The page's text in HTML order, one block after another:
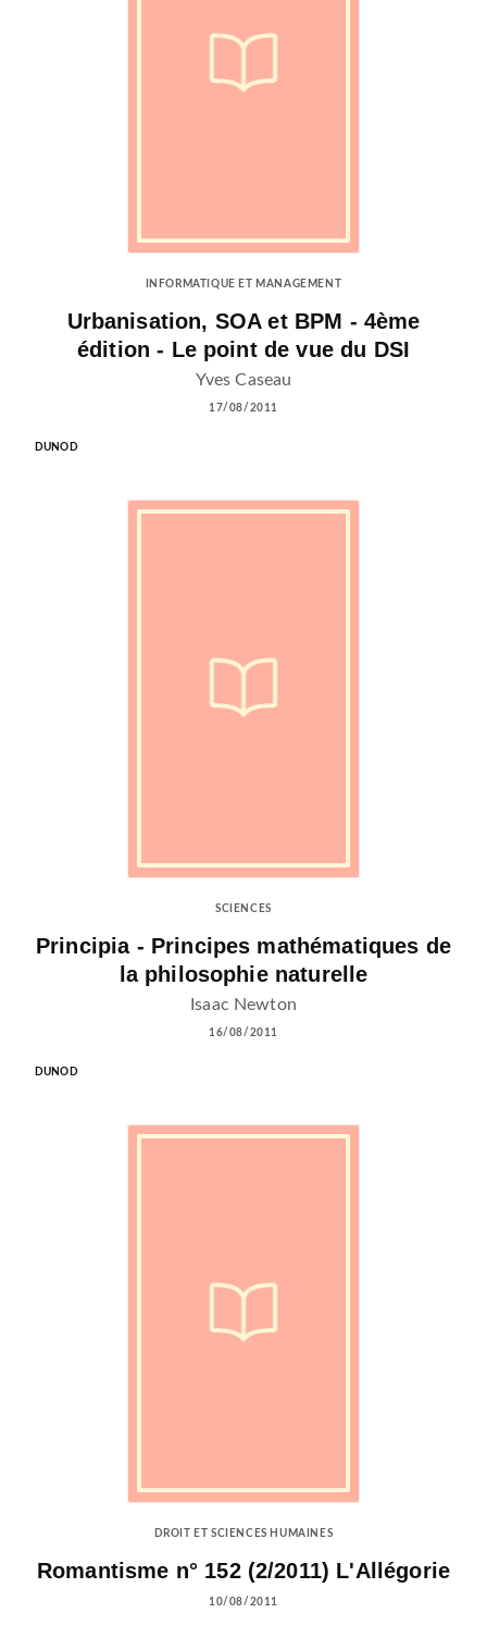
INFORMATIQUE ET MANAGEMENT
Urbanisation, SOA et BPM - 4ème
édition - Le point de vue du DSI
Yves Caseau
17/08/2011
DUNOD
SCIENCES
Principia - Principes mathématiques de
la philosophie naturelle
Isaac Newton
16/08/2011
DUNOD
DROIT ET SCIENCES HUMAINES
Romantisme n° 152 (2/2011) L'Allégorie
10/08/2011